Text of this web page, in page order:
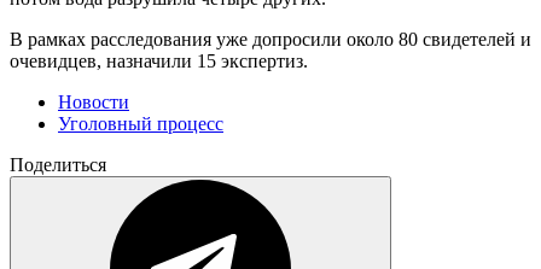
В рамках расследования уже допросили около 80 свидетелей и
очевидцев, назначили 15 экспертиз.
Новости
Уголовный процесс
Поделиться